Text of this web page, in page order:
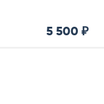
5 500 ₽